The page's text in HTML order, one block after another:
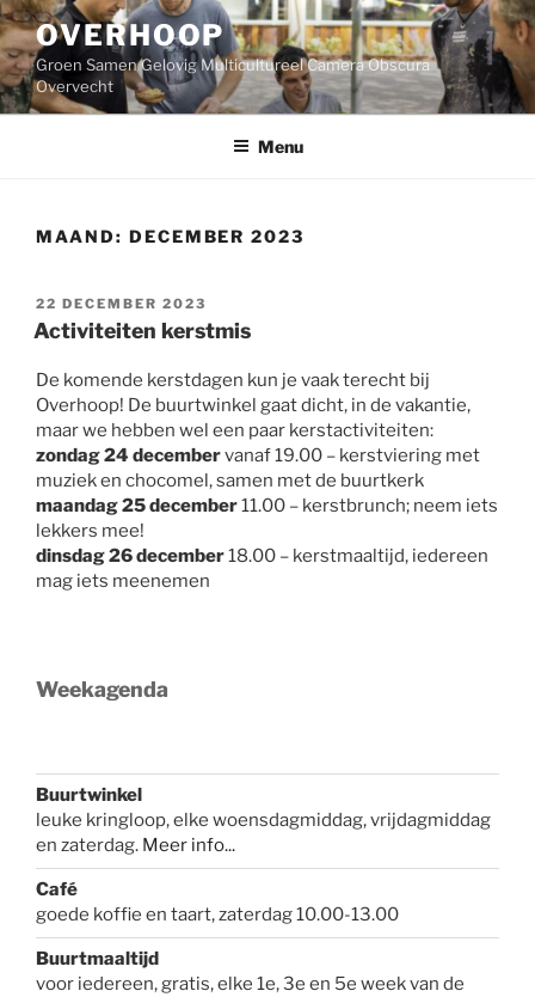
Ga
naar
de
inhoud
OVERHOOP
Groen Samen Gelovig Multicultureel Camera Obscura
Overvecht
Menu
MAAND: DECEMBER 2023
GEPLAATST
OP
22 DECEMBER 2023
Activiteiten kerstmis
De komende kerstdagen kun je vaak terecht bij
Overhoop! De buurtwinkel gaat dicht, in de vakantie,
maar we hebben wel een paar kerstactiviteiten:
zondag 24 decembervanaf 19.00 – kerstviering met
muziek en chocomel, samen met de buurtkerk
maandag 25 december11.00 – kerstbrunch; neem iets
lekkers mee!
dinsdag 26 december18.00 – kerstmaaltijd, iedereen
mag iets meenemen
Weekagenda
Buurtwinkel
leuke kringloop, elke woensdagmiddag, vrijdagmiddag
en zaterdag. Meer info...
Café
goede koffie en taart, zaterdag 10.00-13.00
Buurtmaaltijd
voor iedereen, gratis, elke 1e, 3e en 5e week van de